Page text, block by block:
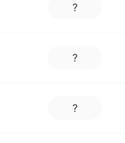
?
?
?